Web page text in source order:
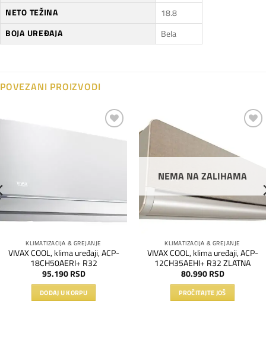
NETO TEŽINA
18.8
BOJA UREĐAJA
Bela
POVEZANI PROIZVODI
KLIMATIZACIJA & GREJANJE
VIVAX COOL, klima uređaji, ACP-
18CH50AERI+ R32
95.190 RSD
DODAJ U KORPU
NEMA NA ZALIHAMA
KLIMATIZACIJA & GREJANJE
VIVAX COOL, klima uređaji, ACP-
12CH35AEHI+ R32 ZLATNA
80.990 RSD
PROČITAJTE JOŠ